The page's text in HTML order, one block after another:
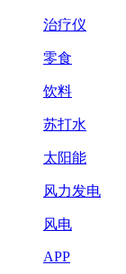
治疗仪
零食
饮料
苏打水
太阳能
风力发电
风电
APP